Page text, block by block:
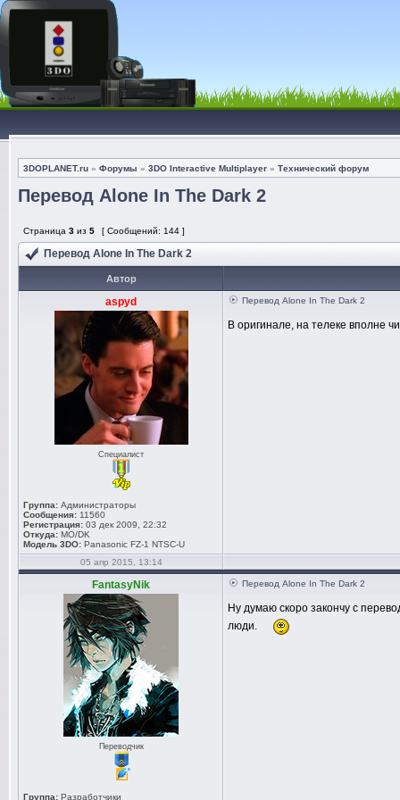
3DOPLANET.ru » Форумы » 3DO Interactive Multiplayer » Технический форум
Перевод Alone In The Dark 2
Страница 3 из 5 [ Сообщений: 144 ]
Перевод Alone In The Dark 2
Автор
aspyd
Специалист
Группа: Администраторы
Сообщения: 11560
Регистрация: 03 дек 2009, 22:32
Откуда: MO/DK
Модель 3DO: Panasonic FZ-1 NTSC-U
Перевод Alone In The Dark 2
В оригинале, на телеке вполне
05 апр 2015, 13:14
FantasyNik
Переводчик
Группа: Разработчики
Перевод Alone In The Dark 2
Ну думаю скоро закончу с
люди.